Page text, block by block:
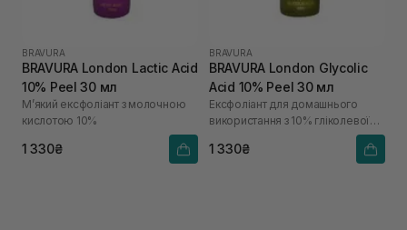
BRAVURA
BRAVURA London Lactic Acid
10% Peel 30 мл
М’який ексфоліант з молочною
кислотою 10%
1 330₴
BRAVURA
BRAVURA London Glycolic
Acid 10% Peel 30 мл
Ексфоліант для домашнього
використання з 10% гліколевої
1 330₴